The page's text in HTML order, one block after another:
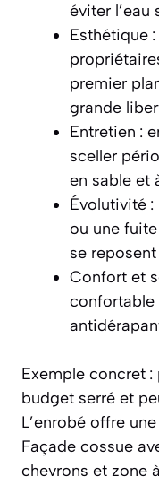
éviter l’eau
Esthétique
premier
grande
Entretien :
sceller
en sable et
Évolutivité
ou une
se
Confort et
confortable
Exemple concret
budget serré et
L’enrobé offre
Façade cossue
chevrons et zone